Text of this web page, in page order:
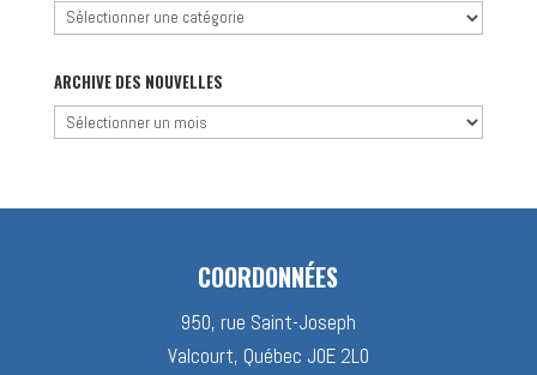
Chercher
catégorie
ARCHIVE DES NOUVELLES
Archive
COORDONNÉES
950, rue Saint-Joseph
Valcourt, Québec J0E 2L0